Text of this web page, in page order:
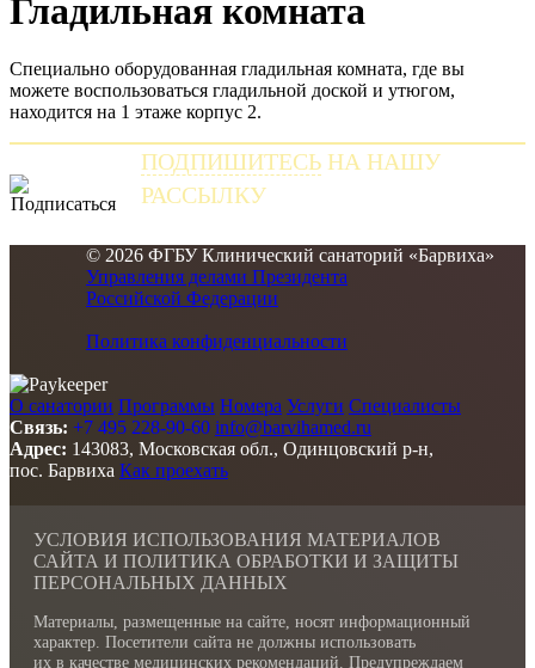
Гладильная комната
Специально оборудованная гладильная комната, где вы
можете воспользоваться гладильной доской и утюгом,
находится на 1 этаже корпус 2.
ПОДПИШИТЕСЬ НА НАШУ
РАССЫЛКУ
© 2026 ФГБУ Клинический санаторий «Барвиха»
Управления делами Президента
Российской Федерации
Политика конфиденциальности
О санатории Программы Номера Услуги Специалисты
Связь: +7 495 228-90-60 info@barvihamed.ru
Адрес: 143083, Московская обл., Одинцовский р-н,
пос. Барвиха Как проехать
УСЛОВИЯ ИСПОЛЬЗОВАНИЯ МАТЕРИАЛОВ
САЙТА И ПОЛИТИКА ОБРАБОТКИ И ЗАЩИТЫ
ПЕРСОНАЛЬНЫХ ДАННЫХ
Материалы, размещенные на сайте, носят информационный
характер. Посетители сайта не должны использовать
их в качестве медицинских рекомендаций. Предупреждаем